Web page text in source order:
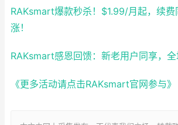
RAKsmart爆款秒杀！$1.99/月起，续
涨！
RAKsmart感恩回馈：新老用户同享，
《更多活动请点击RAKsmart官网参与》